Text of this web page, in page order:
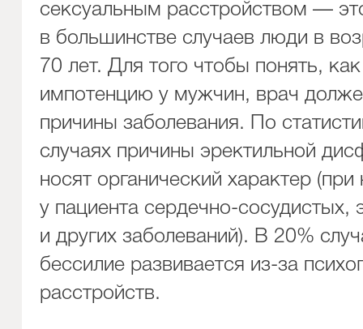
сексуальным расстройством —
в большинстве случаев люди в
70 лет. Для того чтобы понять,
импотенцию у мужчин, врач
причины заболевания. По
случаях причины эректильной
носят органический характер (при
у пациента сердечно-сосудистых,
и других заболеваний). В 20%
бессилие развивается из-за
расстройств.